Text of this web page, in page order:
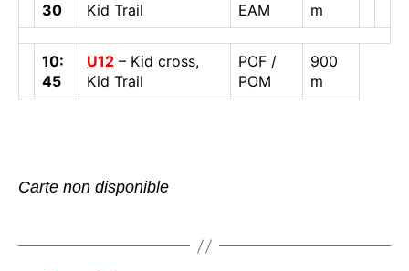
30
Kid Trail
EAM
m
10:
45
U12 – Kid cross,
Kid Trail
POF /
POM
900
m
Carte non disponible